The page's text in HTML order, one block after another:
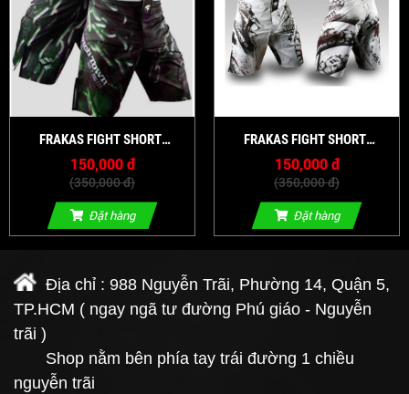
FRAKAS FIGHT SHORT
COLLECTION6
150,000 đ
(350,000 đ)
Đặt hàng
FRAKAS FIGHT SHORT
COLLECTION1
150,000 đ
(350,000 đ)
Đặt hàng
Địa chỉ : 988 Nguyễn Trãi, Phường 14, Quận 5,
TP.HCM ( ngay ngã tư đường Phú giáo - Nguyễn
trãi )
Shop nằm bên phía tay trái đường 1 chiều
nguyễn trãi